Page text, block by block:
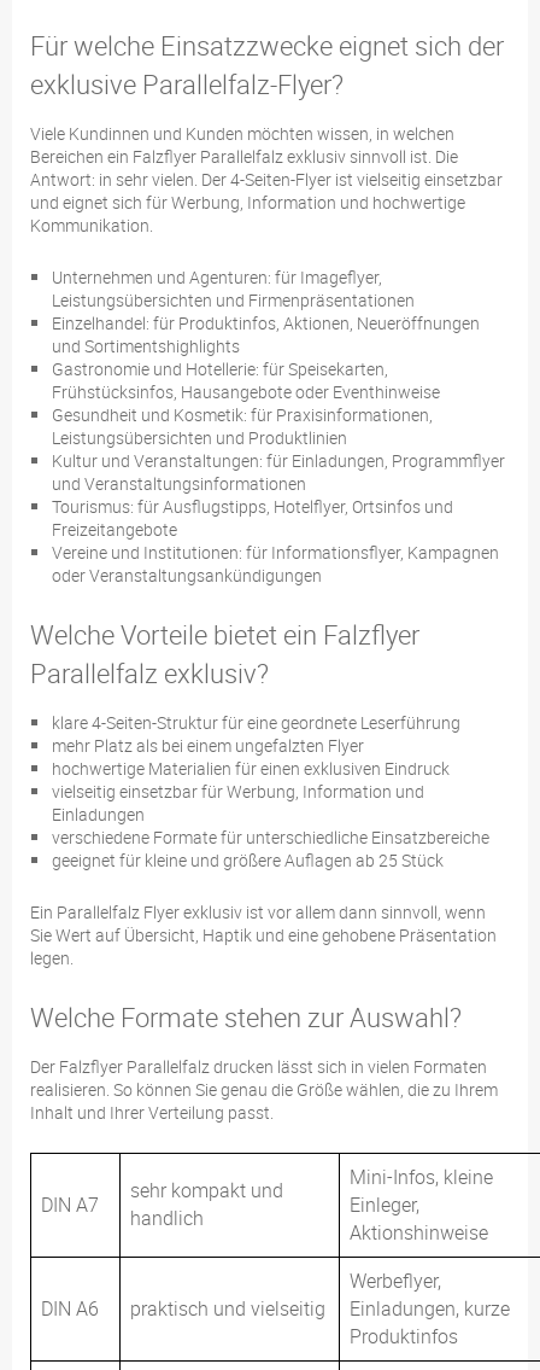
Für welche Einsatzzwecke eignet sich der
exklusive Parallelfalz-Flyer?
Viele Kundinnen und Kunden möchten wissen, in welchen
Bereichen ein Falzflyer Parallelfalz exklusiv sinnvoll ist. Die
Antwort: in sehr vielen. Der 4-Seiten-Flyer ist vielseitig einsetzbar
und eignet sich für Werbung, Information und hochwertige
Kommunikation.
Unternehmen und Agenturen: für Imageflyer,
Leistungsübersichten und Firmenpräsentationen
Einzelhandel: für Produktinfos, Aktionen, Neueröffnungen
und Sortimentshighlights
Gastronomie und Hotellerie: für Speisekarten,
Frühstücksinfos, Hausangebote oder Eventhinweise
Gesundheit und Kosmetik: für Praxisinformationen,
Leistungsübersichten und Produktlinien
Kultur und Veranstaltungen: für Einladungen, Programmflyer
und Veranstaltungsinformationen
Tourismus: für Ausflugstipps, Hotelflyer, Ortsinfos und
Freizeitangebote
Vereine und Institutionen: für Informationsflyer, Kampagnen
oder Veranstaltungsankündigungen
Welche Vorteile bietet ein Falzflyer
Parallelfalz exklusiv?
klare 4-Seiten-Struktur für eine geordnete Leserführung
mehr Platz als bei einem ungefalzten Flyer
hochwertige Materialien für einen exklusiven Eindruck
vielseitig einsetzbar für Werbung, Information und
Einladungen
verschiedene Formate für unterschiedliche Einsatzbereiche
geeignet für kleine und größere Auflagen ab 25 Stück
Ein Parallelfalz Flyer exklusiv ist vor allem dann sinnvoll, wenn
Sie Wert auf Übersicht, Haptik und eine gehobene Präsentation
legen.
Welche Formate stehen zur Auswahl?
Der Falzflyer Parallelfalz drucken lässt sich in vielen Formaten
realisieren. So können Sie genau die Größe wählen, die zu Ihrem
Inhalt und Ihrer Verteilung passt.
DIN A7
sehr kompakt und
handlich
Mini-Infos, kleine
Einleger,
Aktionshinweise
DIN A6 praktisch und vielseitig
Werbeflyer,
Einladungen, kurze
Produktinfos